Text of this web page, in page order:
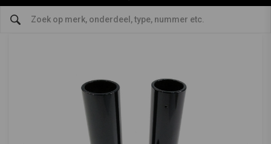
0/5 (0 reviews)